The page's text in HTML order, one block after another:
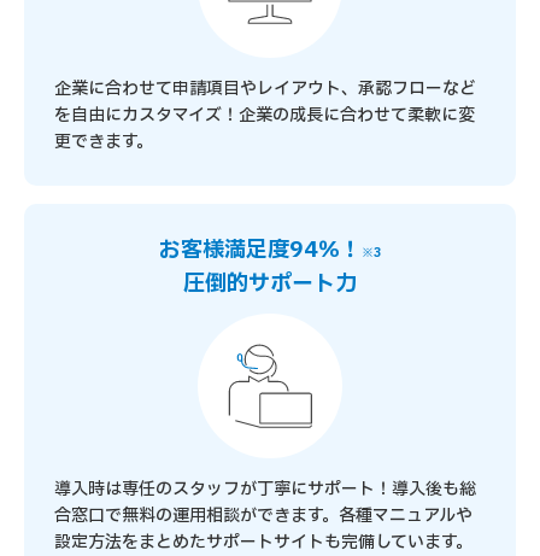
企業に合わせて申請項目やレイアウト、承認フローなど
を自由にカスタマイズ！企業の成長に合わせて柔軟に変
更できます。
お客様満足度94％！ ※3
圧倒的サポート力
導入時は専任のスタッフが丁寧にサポート！導入後も総
合窓口で無料の運用相談ができます。各種マニュアルや
設定方法をまとめたサポートサイトも完備しています。